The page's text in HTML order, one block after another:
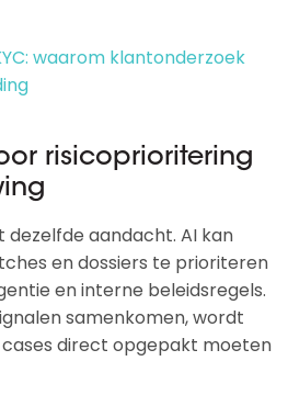
waarom klantonderzoek
risicoprioritering
dezelfde aandacht. AI kan
en dossiers te prioriteren
en interne beleidsregels.
samenkomen, wordt
cases direct opgepakt moeten